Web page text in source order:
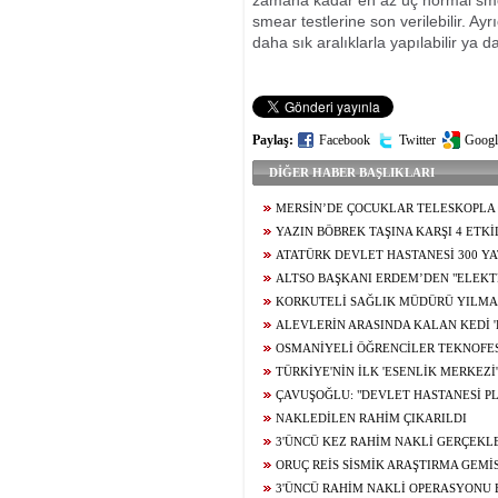
smear testlerine son verilebilir.
daha sık aralıklarla yapılabilir ya
Paylaş: Facebook Twitter
DİĞER HABER BAŞLIKLARI
MERSİN’DE ÇOCUKLAR TELESKOPLA
GÖZLEMLEDİ
YAZIN BÖBREK TAŞINA KARŞI 4
ATATÜRK DEVLET HASTANESİ 300
ALTSO BAŞKANI ERDEM’DEN
DOĞRULAMA SİSTEMİ" ÇAĞRISI:
GETİRİLMELİ"
KORKUTELİ SAĞLIK MÜDÜRÜ
ALEVLERİN ARASINDA KALAN KEDİ
ALINDIOSMANİYELİ ÖĞRENCİLER
GELİŞTİRİYOR
TÜRKİYE'NİN İLK 'ESENLİK
ÇAVUŞOĞLU: "DEVLET HASTANESİ
İLERLİYOR"
NAKLEDİLEN RAHİM ÇIKARILDI
3'ÜNCÜ KEZ RAHİM NAKLİ
ORUÇ REİS SİSMİK ARAŞTIRMA
AÇIKLARINA DEMİRLEDİ
3'ÜNCÜ RAHİM NAKLİ OPERASYONU